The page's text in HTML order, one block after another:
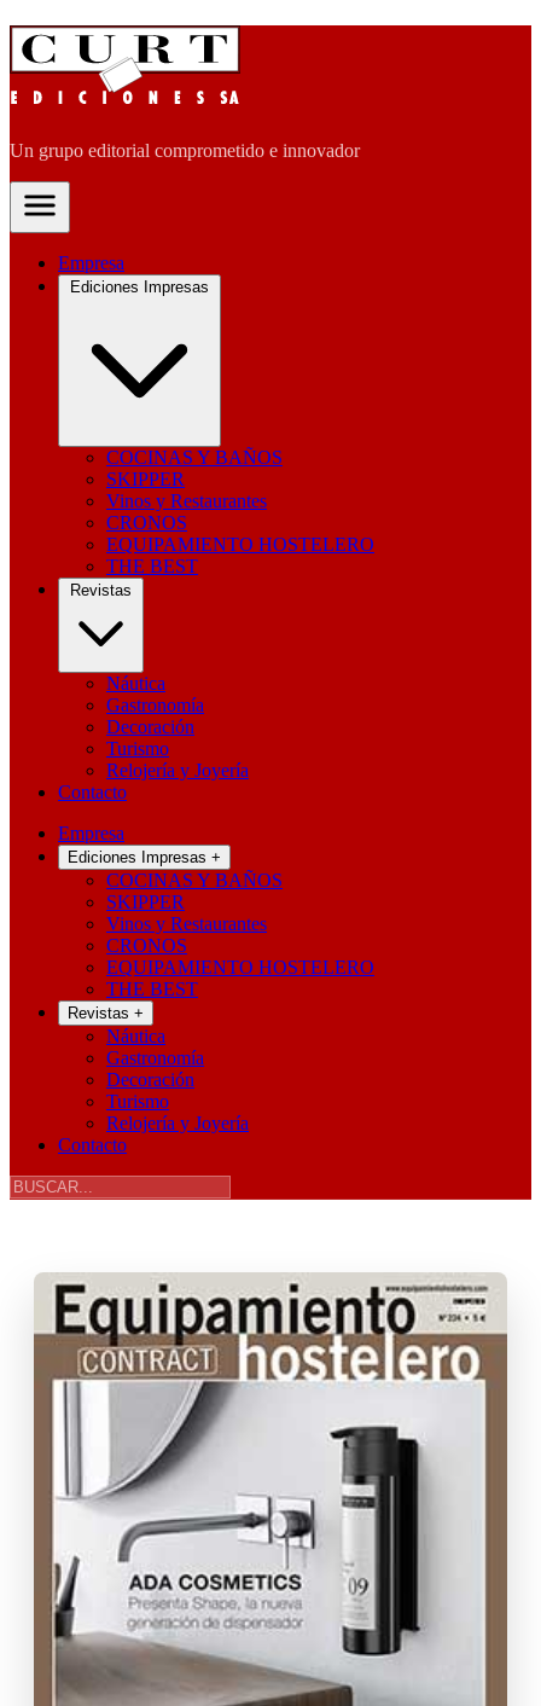
Un grupo editorial comprometido e innovador
Empresa
Ediciones Impresas
COCINAS Y BAÑOS
SKIPPER
Vinos y Restaurantes
CRONOS
EQUIPAMIENTO HOSTELERO
THE BEST
Revistas
Náutica
Gastronomía
Decoración
Turismo
Relojería y Joyería
Contacto
Empresa
Ediciones Impresas +
COCINAS Y BAÑOS
SKIPPER
Vinos y Restaurantes
CRONOS
EQUIPAMIENTO HOSTELERO
THE BEST
Revistas +
Náutica
Gastronomía
Decoración
Turismo
Relojería y Joyería
Contacto